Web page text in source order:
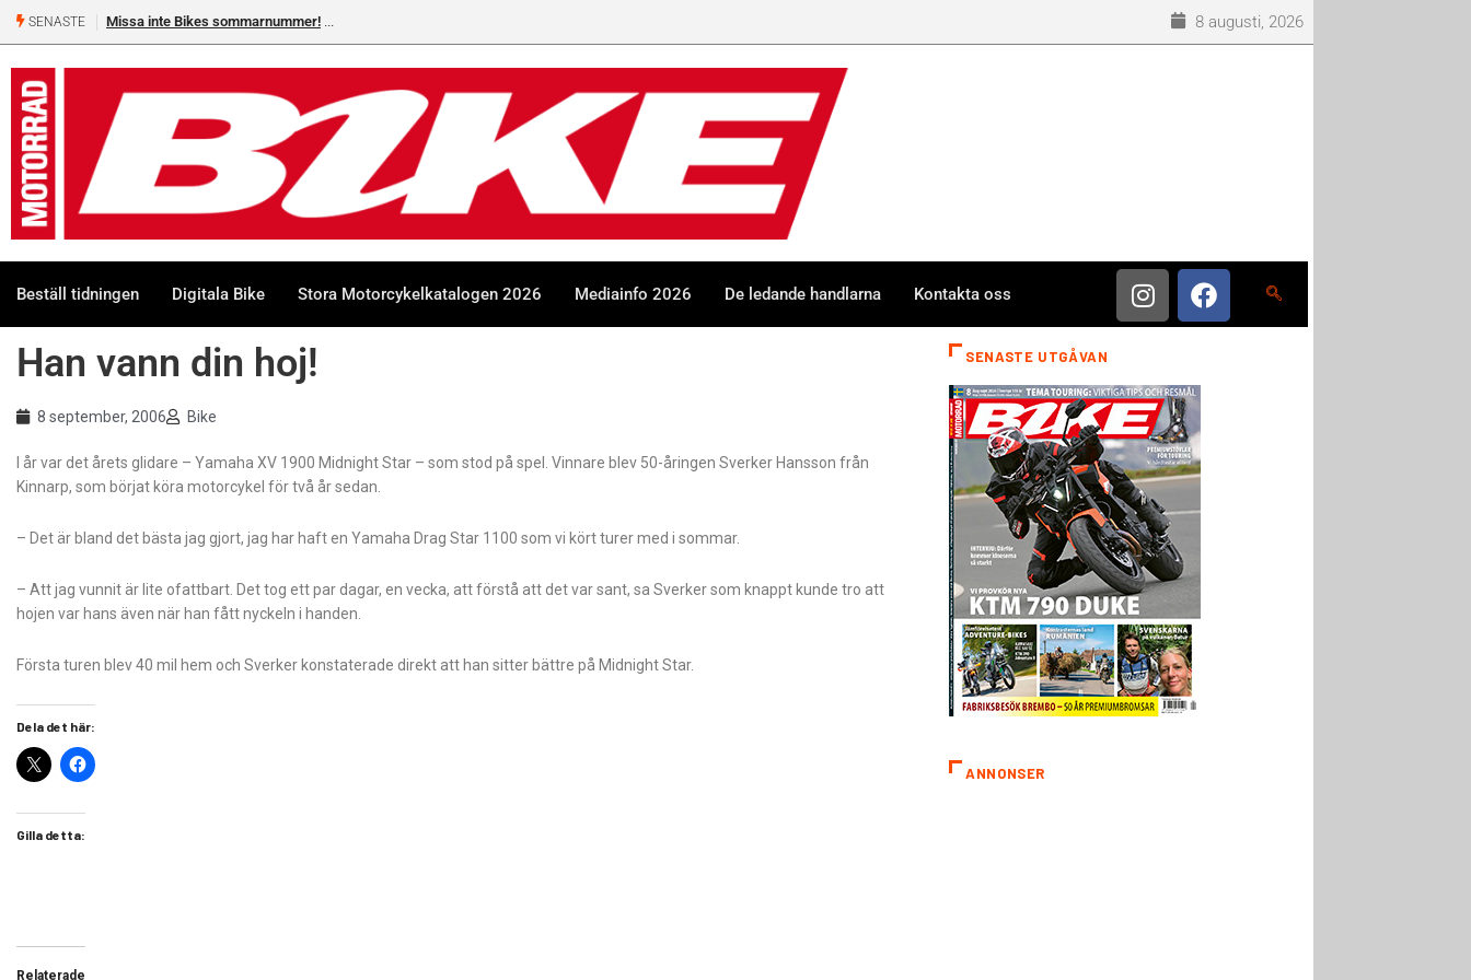
SENASTE Missa inte Bikes sommarnummer! 8 augusti, 2026
Beställ tidningen Digitala Bike Stora Motorcykelkatalogen 2026 Mediainfo 2026 De ledande handlarna Kontakta oss
Han vann din hoj!
8 september, 2006 Bike
I år var det årets glidare – Yamaha XV 1900 Midnight Star – som stod på spel. Vinnare blev 50-åringen Sverker Hansson från
Kinnarp, som börjat köra motorcykel för två år sedan.
– Det är bland det bästa jag gjort, jag har haft en Yamaha Drag Star 1100 som vi kört turer med i sommar.
– Att jag vunnit är lite ofattbart. Det tog ett par dagar, en vecka, att förstå att det var sant, sa Sverker som knappt kunde tro att
hojen var hans även när han fått nyckeln i handen.
Första turen blev 40 mil hem och Sverker konstaterade direkt att han sitter bättre på Midnight Star.
Dela det här:
Gilla detta:
Relaterade
SENASTE UTGÅVAN
ANNONSER